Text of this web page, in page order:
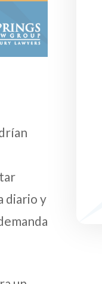
diario y